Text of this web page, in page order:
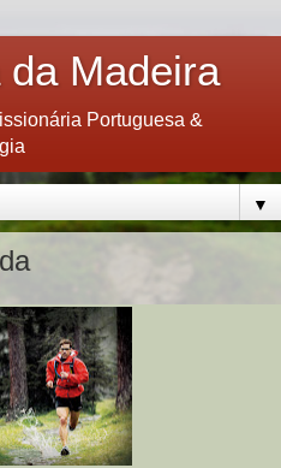
Madeira
Portuguesa &
▼